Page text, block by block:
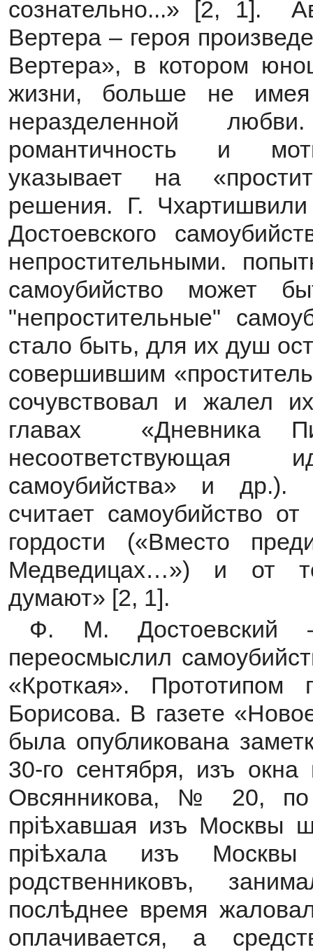
сознательно...» [2, 1].
Вертера – героя
Вертера», в котором
жизни, больше не
неразделенной
романтичность и
указывает на
решения. Г.
Достоевского
непростительными.
самоубийство может
"непростительные"
стало быть, для их душ
совершившим
сочувствовал и жалел
главах «Дневника
самоубийства» и др.).
считает самоубийство
гордости («Вместо
Медведицах…») и от
думают» [2, 1].
Ф. М. Достоевский
переосмыслил
«Кроткая». Прототипом
Борисова. В газете
была опубликована
30-го сентября, изъ
Овсянникова, № 20, по
прiѣхавшая изъ Москвы
прiѣхала изъ
родственниковъ,
послѣднее время
оплачивается, а